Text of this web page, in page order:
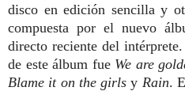
disco en edición sencilla y
compuesta por el nuevo
directo reciente del
de este álbum fue We are
Blame it on the girls y Rain.